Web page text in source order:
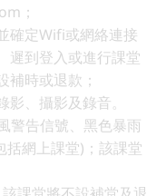
；
確定Wifi或網絡連接
遲到登入或進行課堂
補時或退款；
、攝影及錄音。
警告信號、黑色暴雨
括網上課堂)；該課堂